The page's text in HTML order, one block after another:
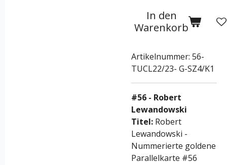
In den
Warenkorb
Artikelnummer: 56-
TUCL22/23- G-SZ4/K1
#56 - Robert
Lewandowski
Titel: Robert
Lewandowski -
Nummerierte goldene
Parallelkarte #56